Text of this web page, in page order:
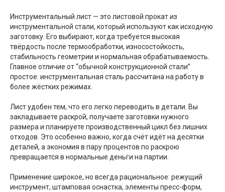
Инструментальный лист — это листовой прокат из
инструментальной стали, который используют как исходную
заготовку. Его выбирают, когда требуется высокая
твёрдость после термообработки, износостойкость,
стабильность геометрии и нормальная обрабатываемость.
Главное отличие от “обычной конструкционной стали”
простое: инструментальная сталь рассчитана на работу в
более жёстких режимах.
Лист удобен тем, что его легко переводить в детали. Вы
закладываете раскрой, получаете заготовки нужного
размера и планируете производственный цикл без лишних
отходов. Это особенно важно, когда счёт идёт на десятки
деталей, а экономия в пару процентов по раскрою
превращается в нормальные деньги на партии.
Применение широкое, но всегда рациональное: режущий
инструмент, штамповая оснастка, элементы пресс-форм,